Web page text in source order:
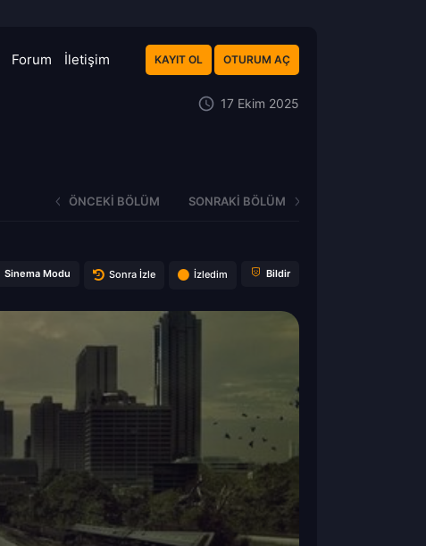
Forum İletişim KAYIT OL OTURUM AÇ
17 Ekim 2025
ÖNCEKI BÖLÜM SONRAKI BÖLÜM
Sinema Modu Sonra İzle İzledim Bildir